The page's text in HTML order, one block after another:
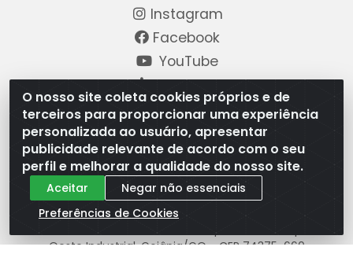
O nosso site coleta cookies próprios e de
terceiros para proporcionar uma experiência
personalizada ao usuário, apresentar
publicidade relevante de acordo com o seu
perfil e melhorar a qualidade do nosso site.
Aceitar
Negar não essenciais
Preferências de Cookies
Instagram
Facebook
YouTube
Linkedin
Formas de Pagamento
WB Componentes Automotivos LTDA - CNPJ
Oeste Industrial, Goiânia/GO - CEP 74375-660